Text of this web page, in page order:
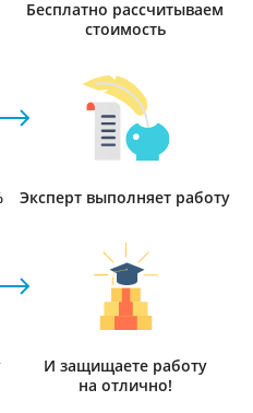
Бесплатно рассчитываем
стоимость
Эксперт выполняет работу
И защищаете работу
на отлично!